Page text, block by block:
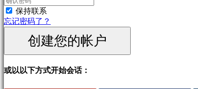
险
游
戏
网
络
游
戏
RPG
保持联系
忘记密码了？
创建您的帐户
或以以下方式开始会话：